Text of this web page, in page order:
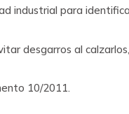
industrial para
desgarros al
10/2011.